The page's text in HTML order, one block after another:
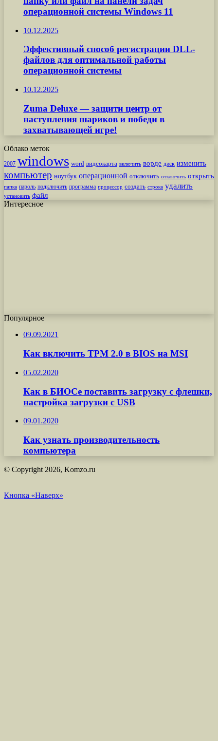
операционной системы Windows 11
10.12.2025
Эффективный способ регистрации DLL-
файлов для оптимальной работы
операционной системы
10.12.2025
Zuma Deluxe — защити центр от
наступления шариков и победи в
захватывающей игре!
Облако меток
2007 windows word видеокарта включить ворде диск изменить
компьютер ноутбук операционной отключить отключить открыть
папка пароль подключить программа процессор создать строка удалить
установить файл
Интересное
Популярное
09.09.2021
Как включить TPM 2.0 в BIOS на MSI
05.02.2020
Как в БИОСе поставить загрузку с флешки,
настройка загрузки с USB
09.01.2020
Как узнать производительность
компьютера
© Copyright 2026, Komzo.ru
Кнопка «Наверх»